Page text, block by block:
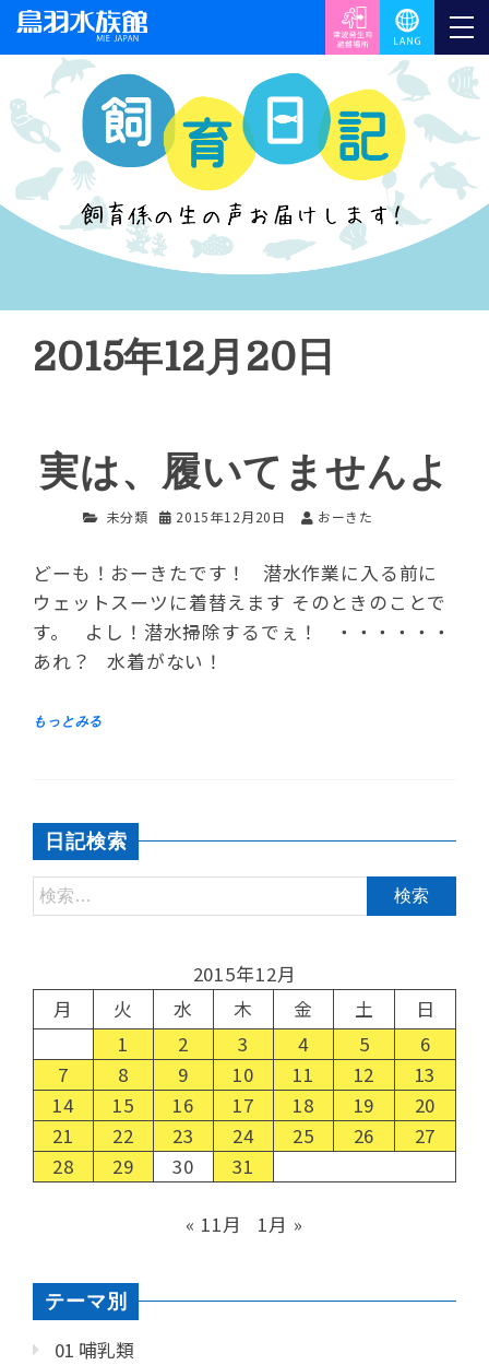
2015年12月20日
実は、履いてませんよ
未分類 2015年12月20日 おーきた
どーも！おーきたです！ 潜水作業に入る前に
ウェットスーツに着替えます そのときのことで
す。 よし！潜水掃除するでぇ！ ・・・・・・
あれ？ 水着がない！
日記検索
2015年12月
月
火 水 木 金 土
日
1
2 3 4 5
6
7
8 9 10 11 12
13
14
15 16 17 18 19
20
21
22 23 24 25 26
27
28
29 30 31
« 11月 1月 »
テーマ別
01 哺乳類